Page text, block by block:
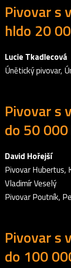
Pivovar s
hldo 20
Lucie Tkadlecová
Únětický pivovar,
Pivovar s
do 50
David Hořejší
Pivovar Hubertus,
Vladimír Veselý
Pivovar Poutník,
Pivovar s
do 100